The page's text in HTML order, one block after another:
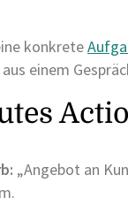
konkrete
einem
„Angebot an